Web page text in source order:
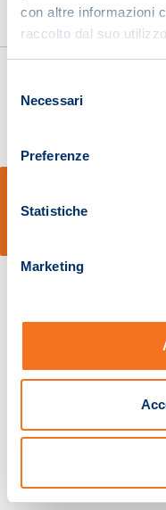
con altre informazioni
raccolto dal suo
delNecessari
Preferenze
Statistiche
Marketing
Pistoia 01680210505 – R.E.A.
Società adotta il Codice Etico